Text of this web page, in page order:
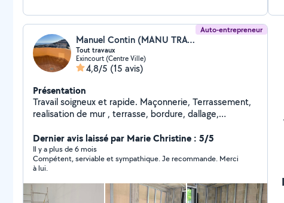
Auto-entrepreneur
Manuel Contin (MANU TRAVAUX)
Tout travaux
Exincourt (Centre Ville)
4,8/5 (15 avis)
Présentation
Travail soigneux et rapide. Maçonnerie, Terrassement,
realisation de mur , terrasse, bordure, dallage,
carrelage , placo, peinture, assemblage meuble cuisine,
salle de bain.
Dernier avis laissé par Marie Christine : 5/5
Il y a plus de 6 mois
Compétent, serviable et sympathique. Je recommande. Merci
à lui.